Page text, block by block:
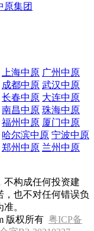
原集团
上海中原 广州中原
成都中原 武汉中原
长春中原 大连中原
南昌中原 珠海中原
福州中原 厦门中原
哈尔滨中原 宁波中原
郑州中原 兰州中原
不构成任何投资建
也不对任何错误负
。
版权所有 粤ICP备